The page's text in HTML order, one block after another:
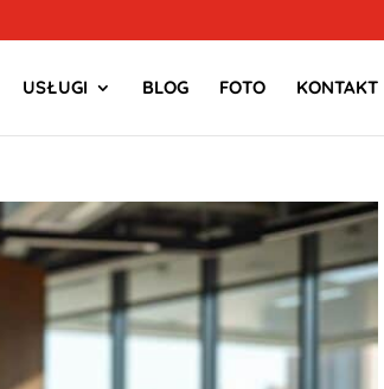
USŁUGI BLOG FOTO KONTAKT